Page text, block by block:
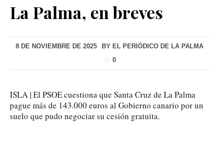
La Palma, en breves
8 DE NOVIEMBRE DE 2025 BY EL PERIÓDICO DE LA PALMA
0
ISLA | El PSOE cuestiona que Santa Cruz de La Palma
pague más de 143.000 euros al Gobierno canario por un
suelo que pudo negociar su cesión gratuita.